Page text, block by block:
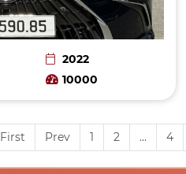
2022
10000
First Prev 1 2 ... 4